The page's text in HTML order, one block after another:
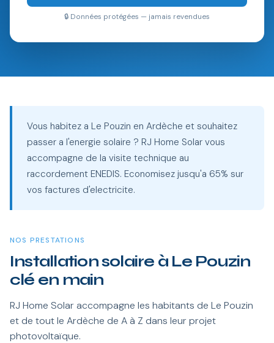
🔒 Données protégées — jamais revendues
Vous habitez a Le Pouzin en Ardèche et souhaitez
passer a l'energie solaire ? RJ Home Solar vous
accompagne de la visite technique au
raccordement ENEDIS. Economisez jusqu'a 65% sur
vos factures d'electricite.
NOS PRESTATIONS
Installation solaire à Le Pouzin
clé en main
RJ Home Solar accompagne les habitants de Le Pouzin
et de tout le Ardèche de A à Z dans leur projet
photovoltaïque.